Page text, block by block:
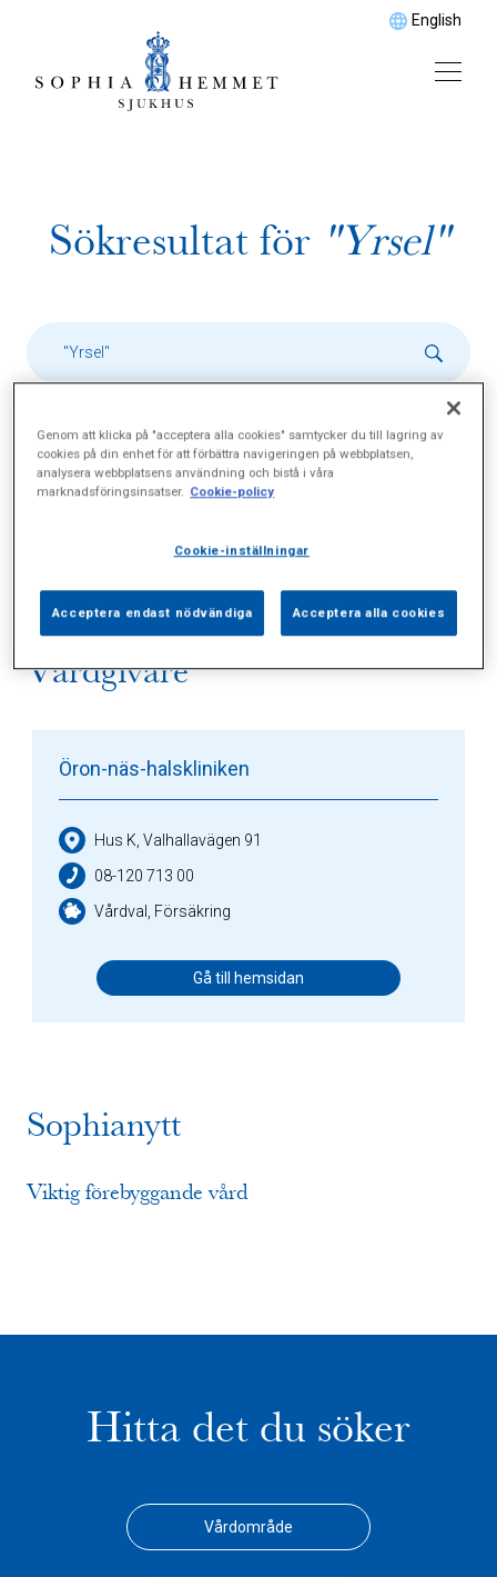
English
Sökresultat för "Yrsel"
Alla (3) Vårdgivare (1)
Press (0) Sophianytt (1)
Vårdgivare
Öron-näs-halskliniken
Hus K, Valhallavägen 91
08-120 713 00
Vårdval, Försäkring
Gå till hemsidan
Sophianytt
Viktig förebyggande vård
Hitta det du söker
Vårdområde
Genom att klicka på "acceptera alla cookies" samtycker du till lagring av
cookies på din enhet för att förbättra navigeringen på webbplatsen,
analysera webbplatsens användning och bistå i våra
marknadsföringsinsatser. Cookie-policy
Cookie-inställningar
Acceptera endast nödvändiga Acceptera alla cookies